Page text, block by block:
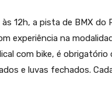
12h, a pista de BMX do
experiência na
com bike, é
e luvas fechados.